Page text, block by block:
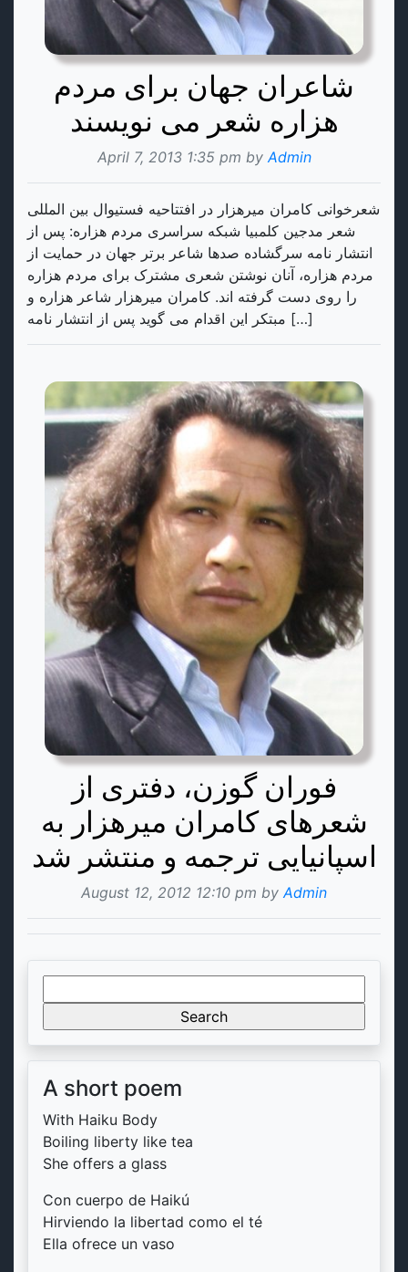
شاعران جهان برای مردم
هزاره شعر می نویسند
April 7, 2013 1:35 pm by Admin
شعرخوانی کامران میرهزار در افتتاحیه فستیوال بین المللی
شعر مدجین کلمبیا شبکه سراسری مردم هزاره: پس از
انتشار نامه سرگشاده صدها شاعر برتر جهان در حمایت از
مردم هزاره، آنان نوشتن شعری مشترک برای مردم هزاره
را روی دست گرفته اند. کامران میرهزار شاعر هزاره و
مبتکر این اقدام می گوید پس از انتشار نامه […]
فوران گوزن، دفتری از
شعرهای کامران میرهزار به
اسپانیایی ترجمه و منتشر شد
August 12, 2012 12:10 pm by Admin
for:
A short poem
With Haiku Body
Boiling liberty like tea
She offers a glass
Con cuerpo de Haikú
Hirviendo la libertad como el té
Ella ofrece un vaso